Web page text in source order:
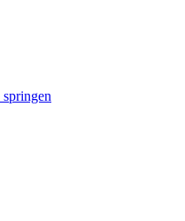
springen